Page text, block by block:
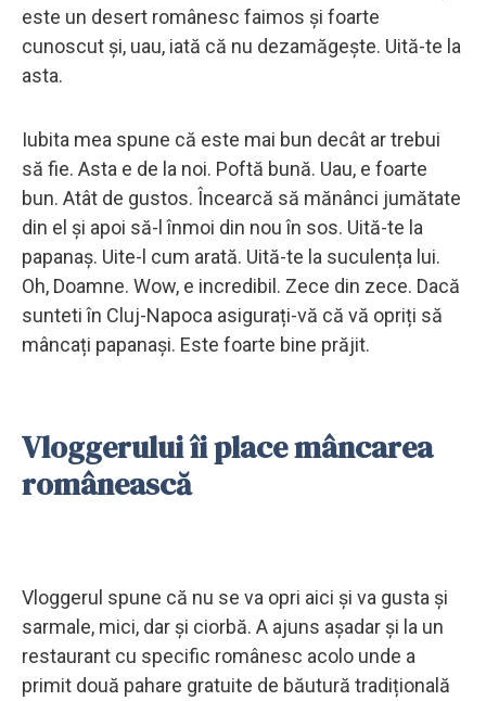
este un desert românesc faimos și foarte
cunoscut și, uau, iată că nu dezamăgește. Uită-te la
asta.
Iubita mea spune că este mai bun decât ar trebui
să fie. Asta e de la noi. Poftă bună. Uau, e foarte
bun. Atât de gustos. Încearcă să mănânci jumătate
din el și apoi să-l înmoi din nou în sos. Uită-te la
papanaș. Uite-l cum arată. Uită-te la suculența lui.
Oh, Doamne. Wow, e incredibil. Zece din zece. Dacă
sunteti în Cluj-Napoca asigurați-vă că vă opriți să
mâncați papanași. Este foarte bine prăjit.
Vloggerului îi place mâncarea
românească
Vloggerul spune că nu se va opri aici și va gusta și
sarmale, mici, dar și ciorbă. A ajuns așadar și la un
restaurant cu specific românesc acolo unde a
primit două pahare gratuite de băutură tradițională